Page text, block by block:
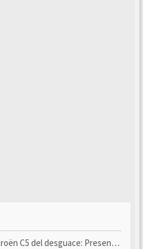
del desguace: Presentación y seguimiento